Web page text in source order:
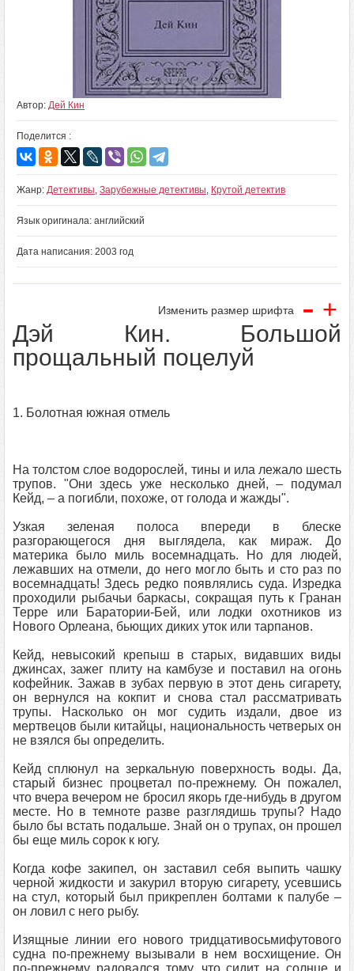
Автор: Дей Кин
Поделится :
Жанр: Детективы, Зарубежные детективы, Крутой детектив
Язык оригинала: английский
Дата написания: 2003 год
Изменить размер шрифта - +
Дэй Кин. Большой
прощальный поцелуй
1. Болотная южная отмель
На толстом слое водорослей, тины и ила лежало шесть
трупов. "Они здесь уже несколько дней, – подумал
Кейд, – а погибли, похоже, от голода и жажды".
Узкая зеленая полоса впереди в блеске
разгорающегося дня выглядела, как мираж. До
материка было миль восемнадцать. Но для людей,
лежавших на отмели, до него могло быть и сто раз по
восемнадцать! Здесь редко появлялись суда. Изредка
проходили рыбачьи баркасы, сокращая путь к Гранан
Терре или Баратории-Бей, или лодки охотников из
Нового Орлеана, бьющих диких уток или тарпанов.
Кейд, невысокий крепыш в старых, видавших виды
джинсах, зажег плиту на камбузе и поставил на огонь
кофейник. Зажав в зубах первую в этот день сигарету,
он вернулся на кокпит и снова стал рассматривать
трупы. Насколько он мог судить издали, двое из
мертвецов были китайцы, национальность четверых он
не взялся бы определить.
Кейд сплюнул на зеркальную поверхность воды. Да,
старый бизнес процветал по-прежнему. Он пожалел,
что вчера вечером не бросил якорь где-нибудь в другом
месте. Но в темноте разве разглядишь трупы? Надо
было бы встать подальше. Знай он о трупах, он прошел
бы еще миль сорок к югу.
Когда кофе закипел, он заставил себя выпить чашку
черной жидкости и закурил вторую сигарету, усевшись
на стул, который был прикреплен болтами к палубе –
он ловил с него рыбу.
Изящные линии его нового тридцативосьмифутового
судна по-прежнему вызывали в нем восхищение. Он
по-прежнему радовался тому, что сидит на солнце и